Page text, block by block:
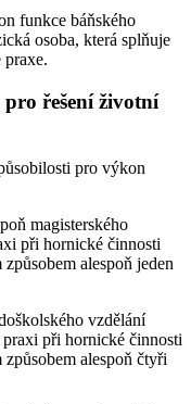
funkce báňského
osoba, která splňuje
řešení životní
pro výkon
magisterského
při hornické činnosti
alespoň jeden
vzdělání
při hornické činnosti
alespoň čtyři